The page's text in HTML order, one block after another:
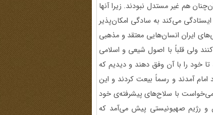
آن‌چنان هم غیر مستدل نبودند. زیرا آنها
می‌کند به سادگی امکان‌پذیر
ایران انسان‌هایی معتقد و مذهبی
ولی قلباً با اصول شیعی و اسلامی
خود را با آن وفق دهند و دیدیم که
آمدند و رسماً بیعت کردند و این
می‌خواست با سلاح‌های پیشرفته‌ی خود
و رژیم صهیونیستی پیش می‌آمد که